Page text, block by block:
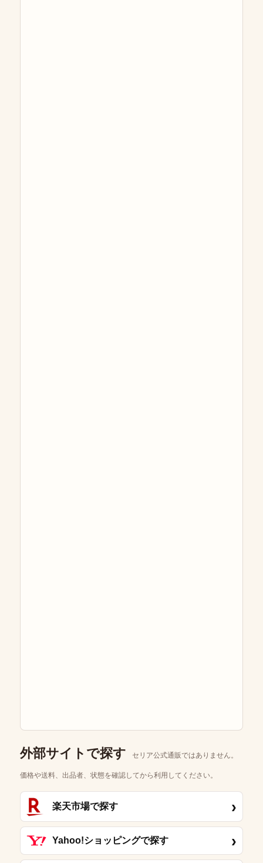
外部サイトで探す セリア公式通販ではありません。
価格や送料、出品者、状態を確認してから利用してください。
楽天市場で探す ›
Yahoo!ショッピングで探す ›